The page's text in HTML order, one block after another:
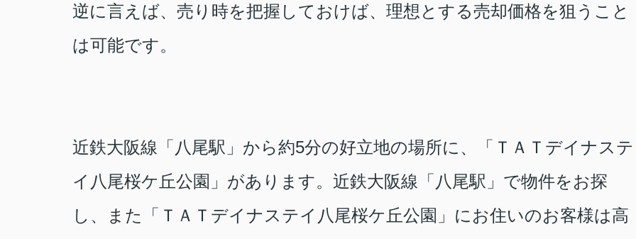
逆に言えば、売り時を把握しておけば、理想とする売却価格を狙うこと
は可能です。
近鉄大阪線「八尾駅」から約5分の好立地の場所に、「 ＴＡＴデイナステ
イ八尾桜ケ丘公園 」があります。近鉄大阪線「八尾駅」で物件をお探
し、また「ＴＡＴデイナステイ八尾桜ケ丘公園」にお住いのお客様は高